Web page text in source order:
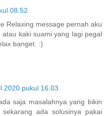
08.52
Relaxing message pernah aku
kaki suami yang lagi pegal
banget. :)
2020 pukul 16.03
saja masalahnya yang bikin
ada solusinya pakai